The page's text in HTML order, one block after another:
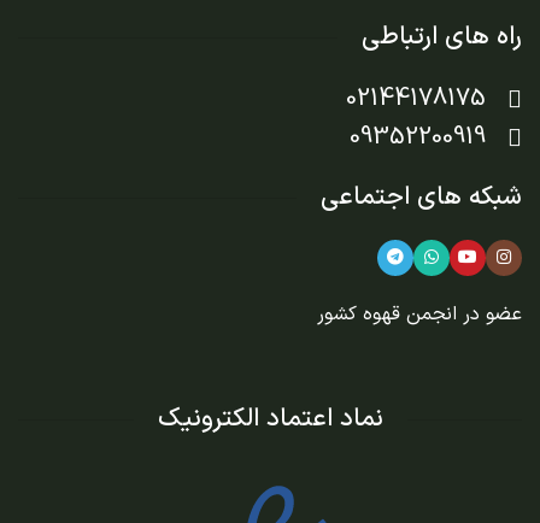
راه های ارتباطی
02144178175
09352200919
شبکه های اجتماعی
عضو در انجمن قهوه کشور
نماد اعتماد الکترونیک